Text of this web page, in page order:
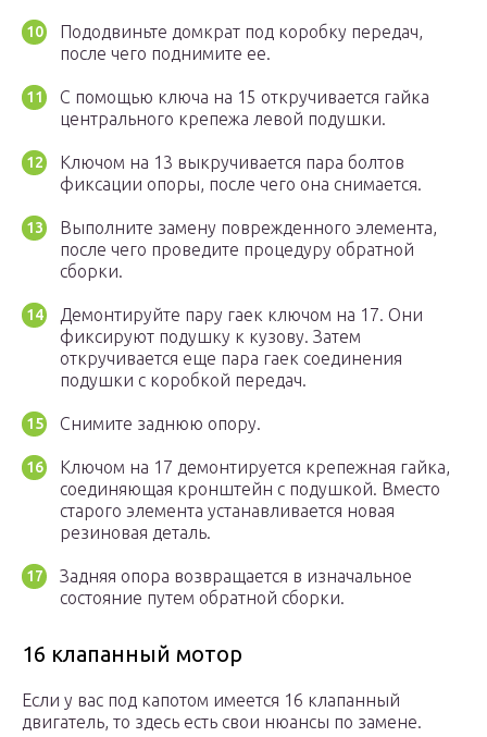
Пододвиньте домкрат под коробку передач,
после чего поднимите ее.
С помощью ключа на 15 откручивается гайка
центрального крепежа левой подушки.
Ключом на 13 выкручивается пара болтов
фиксации опоры, после чего она снимается.
Выполните замену поврежденного элемента,
после чего проведите процедуру обратной
сборки.
Демонтируйте пару гаек ключом на 17. Они
фиксируют подушку к кузову. Затем
откручивается еще пара гаек соединения
подушки с коробкой передач.
Снимите заднюю опору.
Ключом на 17 демонтируется крепежная гайка,
соединяющая кронштейн с подушкой. Вместо
старого элемента устанавливается новая
резиновая деталь.
Задняя опора возвращается в изначальное
состояние путем обратной сборки.
16 клапанный мотор
Если у вас под капотом имеется 16 клапанный
двигатель, то здесь есть свои нюансы по замене.